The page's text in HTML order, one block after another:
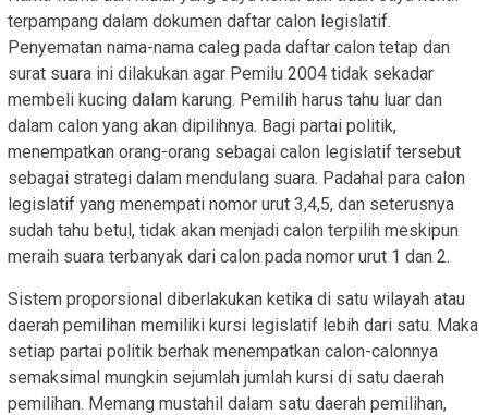
terpampang dalam dokumen daftar calon legislatif.
Penyematan nama-nama caleg pada daftar calon tetap dan
surat suara ini dilakukan agar Pemilu 2004 tidak sekadar
membeli kucing dalam karung. Pemilih harus tahu luar dan
dalam calon yang akan dipilihnya. Bagi partai politik,
menempatkan orang-orang sebagai calon legislatif tersebut
sebagai strategi dalam mendulang suara. Padahal para calon
legislatif yang menempati nomor urut 3,4,5, dan seterusnya
sudah tahu betul, tidak akan menjadi calon terpilih meskipun
meraih suara terbanyak dari calon pada nomor urut 1 dan 2.
Sistem proporsional diberlakukan ketika di satu wilayah atau
daerah pemilihan memiliki kursi legislatif lebih dari satu. Maka
setiap partai politik berhak menempatkan calon-calonnya
semaksimal mungkin sejumlah jumlah kursi di satu daerah
pemilihan. Memang mustahil dalam satu daerah pemilihan,